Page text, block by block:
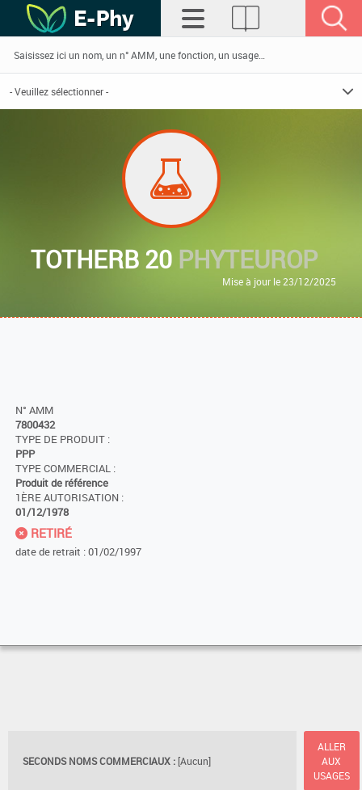
TOTHERB 20 PHYTEUROP
Mise à jour le 23/12/2025
N° AMM
7800432
TYPE DE PRODUIT :
PPP
TYPE COMMERCIAL :
Produit de référence
1ÈRE AUTORISATION :
01/12/1978
RETIRÉ
date de retrait : 01/02/1997
SECONDS NOMS COMMERCIAUX : [Aucun]
ALLER
AUX
USAGES